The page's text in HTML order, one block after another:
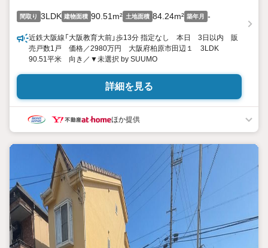
間取り 3LDK 建物面積 90.51m² 土地面積 84.24m² 築年月 -
近鉄大阪線「大阪教育大前」歩13分 指定なし 本日 3日以内 販
売戸数1戸 価格／2980万円 大阪府柏原市田辺１ 3LDK
90.51平米 向き／▼未選択 by SUUMO
詳細を見る
ほか提供